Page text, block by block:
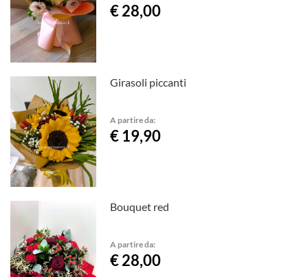
€ 28,00
Girasoli piccanti
A partire da:
€ 19,90
Bouquet red
A partire da:
€ 28,00